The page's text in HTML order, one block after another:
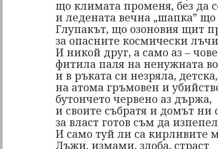
що климата променя, без да
и ледената вечна „шапка”
Глупакът, що озоновия щит
за опасните космически
И никой друг, а само аз –
фитила паля на ненужната
и в ръката си незряла, детска,
на атома гръмовен и
бутончето червено аз държа,
и своите събратя и домът ни
за власт готов съм да
И само туй ли са кирливите
Лъжи, измами, злоба, страст